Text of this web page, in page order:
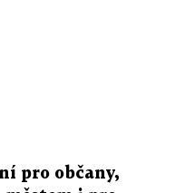
pro občany,